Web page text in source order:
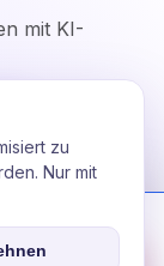
mit KI-
zu
Nur mit
Energie-